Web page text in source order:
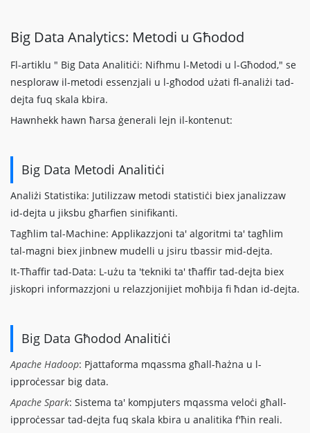
Big Data Analytics: Metodi u Għodod
Fl-artiklu " Big Data Analitiċi: Nifhmu l-Metodi u l-Għodod," se
nesploraw il-metodi essenzjali u l-għodod użati fl-analiżi tad-
dejta fuq skala kbira.
Hawnhekk hawn ħarsa ġenerali lejn il-kontenut:
Big Data Metodi Analitiċi
Analiżi Statistika: Jutilizzaw metodi statistiċi biex janalizzaw
id-dejta u jiksbu għarfien sinifikanti.
Tagħlim tal-Machine: Applikazzjoni ta' algoritmi ta' tagħlim
tal-magni biex jinbnew mudelli u jsiru tbassir mid-dejta.
It-Tħaffir tad-Data: L-użu ta 'tekniki ta' tħaffir tad-dejta biex
jiskopri informazzjoni u relazzjonijiet moħbija fi ħdan id-dejta.
Big Data Għodod Analitiċi
Apache Hadoop: Pjattaforma mqassma għall-ħażna u l-
ipproċessar big data.
Apache Spark: Sistema ta' kompjuters mqassma veloċi għall-
ipproċessar tad-dejta fuq skala kbira u analitika f'ħin reali.